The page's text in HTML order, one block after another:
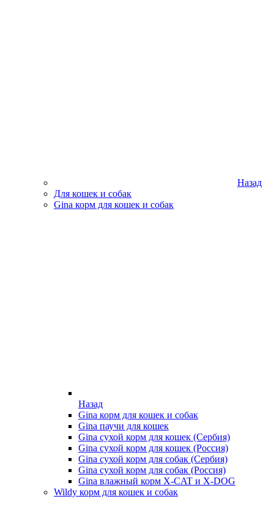
Назад
Для кошек и собак
Gina корм для кошек и собак
Назад
Gina корм для кошек и собак
Gina паучи для кошек
Gina сухой корм для кошек (Сербия)
Gina сухой корм для кошек (Россия)
Gina сухой корм для собак (Сербия)
Gina сухой корм для собак (Россия)
Gina влажный корм X-CAT и X-DOG
Wildy корм для кошек и собак